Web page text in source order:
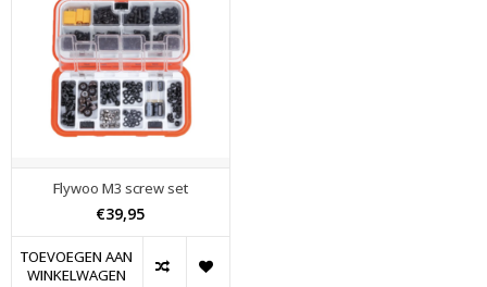
Flywoo M3 screw set
€39,95
TOEVOEGEN AAN
WINKELWAGEN